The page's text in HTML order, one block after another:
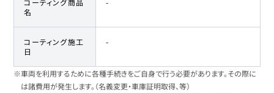
コーティング商品
名
-
コーティング施工
日
-
※車両を利用するために各種手続きをご自身で行う必要があります。その際に
は諸費用が発生します。（名義変更・車庫証明取得、等）